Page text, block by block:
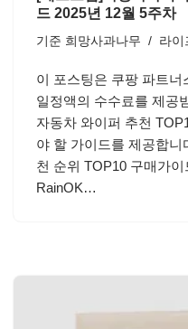
드 2025년 12월 5주차
기준 희망사과나무 라이
이 포스팅은 쿠팡 파트
일정액의 수수료를 제공
자동차 와이퍼 추천
야 할 가이드를 제공합
천 순위 TOP10 구매가
RainOK…